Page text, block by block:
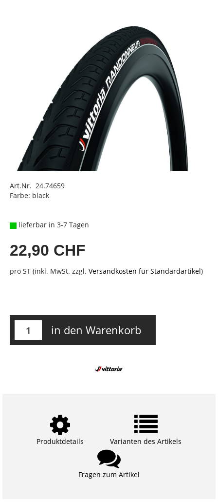
Art.Nr. 24.74659
Farbe: black
lieferbar in 3-7 Tagen
22,90 CHF
pro ST (inkl. MwSt. zzgl. Versandkosten für Standardartikel)
in den Warenkorb
Produktdetails Varianten des Artikels
Fragen zum Artikel